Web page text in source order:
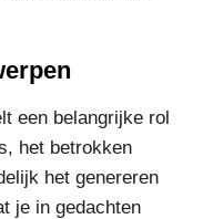
een belangrijke rol
het betrokken
het genereren
je in gedachten